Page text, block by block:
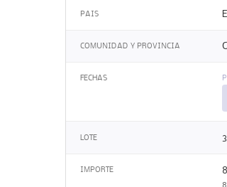
PAIS
COMUNIDAD Y PROVINCIA
FECHAS
LOTE 3
IMPORTE